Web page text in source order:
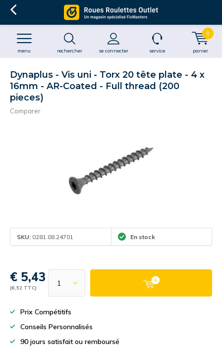
rechercher se connecter
menu service panier
0
Dynaplus - Vis uni - Torx 20 tête plate - 4 x
16mm - AR-Coated - Full thread (200
pieces)
Comparer
SKU: 0281.08.24701 En stock
€ 5,43
(6,52 TTC)
Prix Compétitifs
Conseils Personnalisés
90 jours satisfait ou remboursé